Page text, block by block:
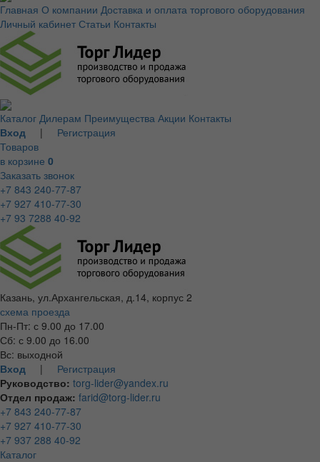
Главная О компании Доставка и оплата торгового оборудования
Личный кабинет Статьи Контакты
Каталог Дилерам Преимущества Акции Контакты
Вход | Регистрация
Товаров
в корзине 0
Заказать звонок
+7 843 240-77-87
+7 927 410-77-30
+7 93 7288 40-92
Казань, ул.Архангельская, д.14, корпус 2
схема проезда
Пн-Пт: с 9.00 до 17.00
Сб: с 9.00 до 16.00
Вс: выходной
Вход | Регистрация
Руководство: torg-lider@yandex.ru
Отдел продаж: farid@torg-lider.ru
+7 843 240-77-87
+7 927 410-77-30
+7 937 288 40-92
Каталог